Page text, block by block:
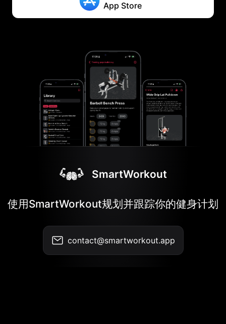
App Store
SmartWorkout
使用SmartWorkout规划并跟踪你的健身计划
contact@smartworkout.app